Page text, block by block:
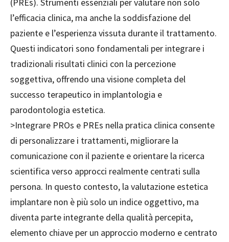
(PREs). Strumenti essenziali per valutare non solo
l’efficacia clinica, ma anche la soddisfazione del
paziente e l’esperienza vissuta durante il trattamento.
Questi indicatori sono fondamentali per integrare i
tradizionali risultati clinici con la percezione
soggettiva, offrendo una visione completa del
successo terapeutico in implantologia e
parodontologia estetica.
>Integrare PROs e PREs nella pratica clinica consente
di personalizzare i trattamenti, migliorare la
comunicazione con il paziente e orientare la ricerca
scientifica verso approcci realmente centrati sulla
persona. In questo contesto, la valutazione estetica
implantare non è più solo un indice oggettivo, ma
diventa parte integrante della qualità percepita,
elemento chiave per un approccio moderno e centrato